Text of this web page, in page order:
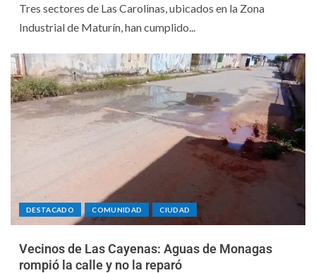
Tres sectores de Las Carolinas, ubicados en la Zona
Industrial de Maturín, han cumplido...
DESTACADO COMUNIDAD CIUDAD
Vecinos de Las Cayenas: Aguas de Monagas
rompió la calle y no la reparó